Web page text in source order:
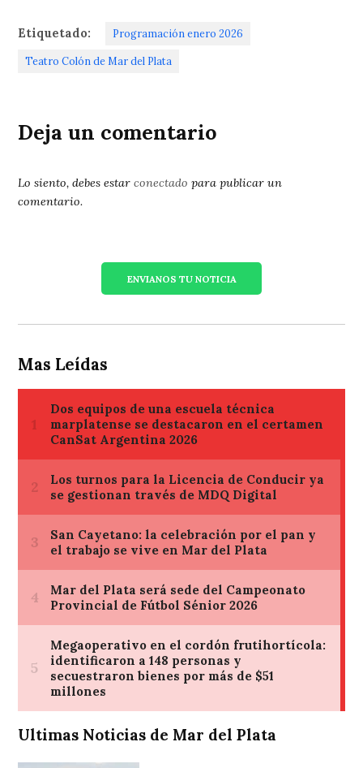
Etiquetado: Programación enero 2026
Teatro Colón de Mar del Plata
Deja un comentario
Lo siento, debes estarconectado para publicar un
comentario.
ENVIANOS TU NOTICIA
Mas Leídas
Ultimas Noticias de Mar del Plata